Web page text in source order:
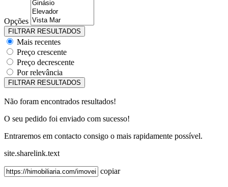
Opções
Mais recentes
Preço crescente
Preço decrescente
Por relevância
Não foram encontrados resultados!
O seu pedido foi enviado com sucesso!
Entraremos em contacto consigo o mais rapidamente possível.
site.sharelink.text
copiar